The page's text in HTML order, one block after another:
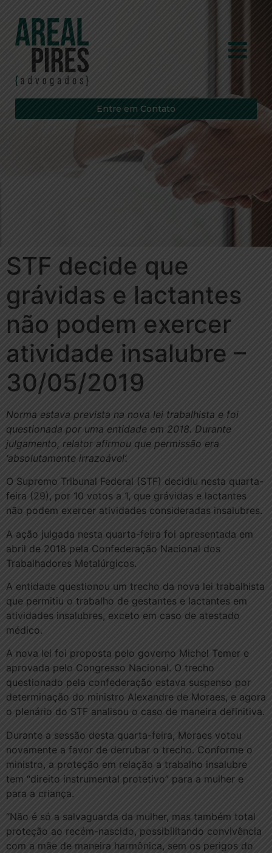
Entre em Contato
STF decide que
grávidas e lactantes
não podem exercer
atividade insalubre –
30/05/2019
Norma estava prevista na nova lei trabalhista e foi
questionada por uma entidade em 2018. Durante
julgamento, relator afirmou que permissão era
‘absolutamente irrazoável’.
O Supremo Tribunal Federal (STF) decidiu nesta quarta-
feira (29), por 10 votos a 1, que grávidas e lactantes
não podem exercer atividades consideradas insalubres.
A ação julgada nesta quarta-feira foi apresentada em
abril de 2018 pela Confederação Nacional dos
Trabalhadores Metalúrgicos.
A entidade questionou um trecho da nova lei trabalhista
que permitiu o trabalho de gestantes e lactantes em
atividades insalubres, exceto em caso de atestado
médico.
A nova lei foi proposta pelo governo Michel Temer e
aprovada pelo Congresso Nacional. O trecho
questionado pela confederação estava suspenso por
determinação do ministro Alexandre de Moraes, e agora
o plenário do STF analisou o caso de maneira definitiva.
Durante a sessão desta quarta-feira, Moraes votou
novamente a favor de derrubar o trecho. Conforme o
ministro, a proteção em relação a trabalho insalubre
tem “direito instrumental protetivo” para a mulher e
para a criança.
“Não é só a salvaguarda da mulher, mas também total
proteção ao recém-nascido, possibilitando convivência
com a mãe de maneira harmônica, sem os perigos do